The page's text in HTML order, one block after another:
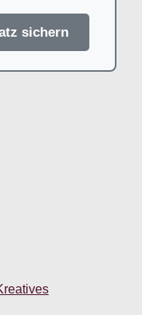
sichern